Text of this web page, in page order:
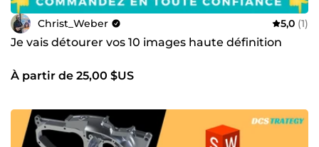
Christ_Weber 5,0 (1)
Je vais détourer vos 10 images haute définition
À partir de 25,00 $US